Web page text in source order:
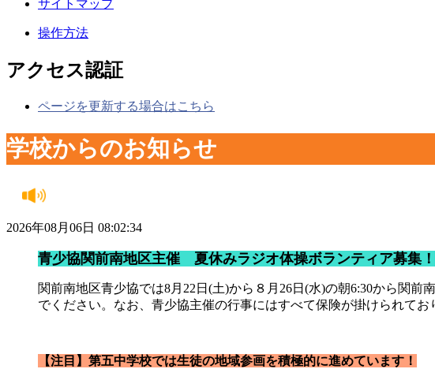
サイトマップ
操作方法
アクセス認証
ページを更新する場合はこちら
学校からのお知らせ
2026年08月06日 08:02:34
青少協関前南地区主催 夏休みラジオ体操ボランティア募集！
関前南地区青少協では8月22日(土)から８月26日(水)の朝6:30から関
でください。なお、青少協主催の行事にはすべて保険が掛けられ
【注目】第五中学校では生徒の地域参画を積極的に進めています！